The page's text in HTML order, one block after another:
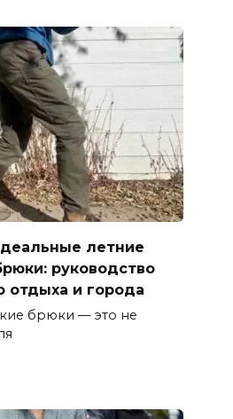
летние
руководство
отдыха и города
брюки — это не